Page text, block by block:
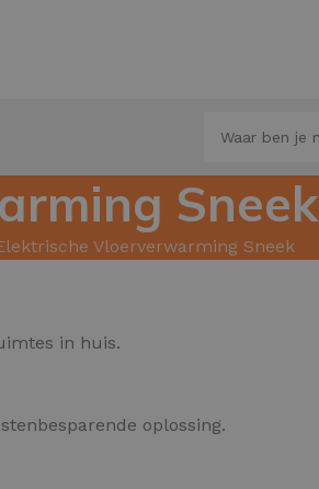
Sneek
Vloerverwarming Sneek
in huis.
oplossing.